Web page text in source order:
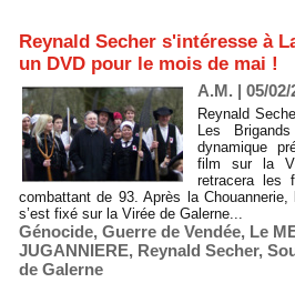
Reynald Secher s'intéresse à
un DVD pour le mois de mai !
A.M. | 05/02/
Reynald
Les
dynamique
film sur la
retracera les
combattant de 93. Après la
s’est fixé sur la Virée de Galerne...
Génocide, Guerre de Vendée, Le
JUGANNIERE, Reynald Secher,
de Galerne